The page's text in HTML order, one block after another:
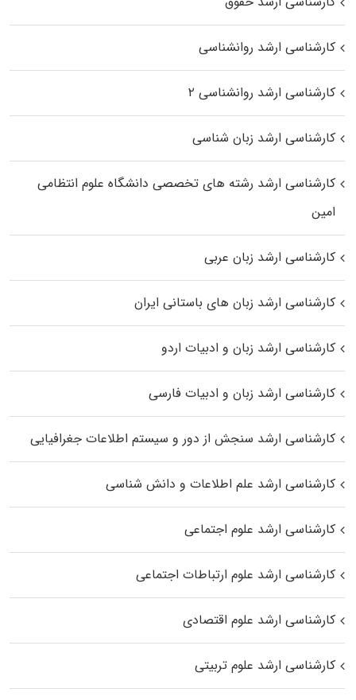
کارشناسی ارشد روانشناسی
کارشناسی ارشد روانشناسی ۲
کارشناسی ارشد زبان شناسی
کارشناسی ارشد رﺷﺘﻪ ﻫﺎی تخصصی داﻧﺸﮕﺎه ﻋﻠﻮم انتظامی
اﻣﻴﻦ
کارشناسی ارشد زبان عربی
کارشناسی ارشد زبان‌ های باستانی ایران
کارشناسی ارشد زبان و ادبیات اردو
کارشناسی ارشد زبان و ادبیات فارسی
کارشناسی ارشد سنجش از دور و سیستم اطلاعات جغرافیایی
کارشناسی ارشد علم اطلاعات و دانش شناسی
کارشناسی ارشد علوم اجتماعی
کارشناسی ارشد علوم ارتباطات اجتماعی
کارشناسی ارشد علوم اقتصادی
کارشناسی ارشد علوم تربیتی